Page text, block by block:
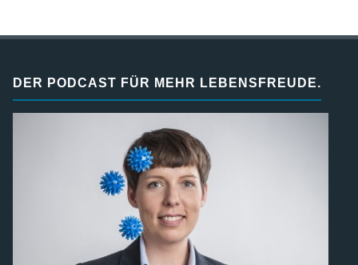
DER PODCAST FÜR MEHR LEBENSFREUDE.